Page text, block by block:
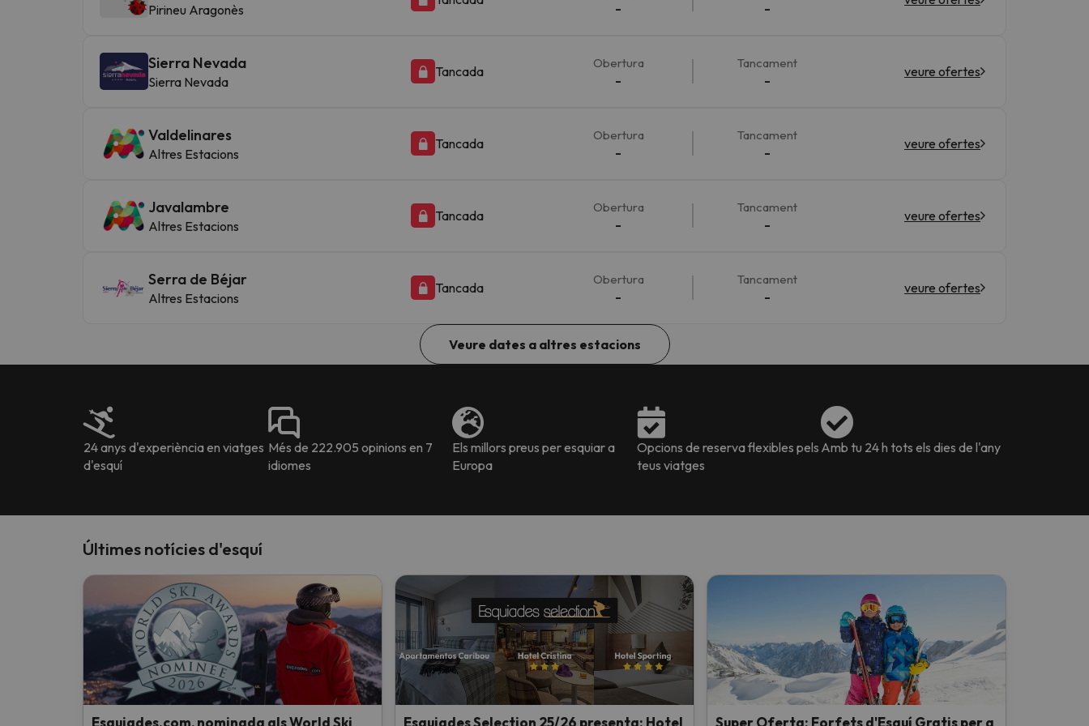
Pirineu Aragonès - -
Sierra Nevada
Sierra Nevada
Tancada
Obertura
-
Tancament
-
veure ofertes
Valdelinares
Altres Estacions
Tancada
Obertura
-
Tancament
-
veure ofertes
Javalambre
Altres Estacions
Tancada
Obertura
-
Tancament
-
veure ofertes
Serra de Béjar
Altres Estacions
Tancada
Obertura
-
Tancament
-
veure ofertes
Veure dates a altres estacions
24 anys d'experiència en viatges
d'esquí
Més de 222.905 opinions en 7
idiomes
Els millors preus per esquiar a
Europa
Opcions de reserva flexibles pels
teus viatges
Amb tu 24 h tots els dies de l'any
Últimes notícies d'esquí
Esquiades.com, nominada als World Ski Esquiades Selection 25/26 presenta: Hotel Super Oferta: Forfets d'Esquí Gratis per a